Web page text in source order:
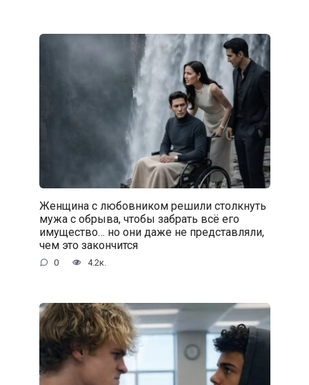
Женщина с любовником решили столкнуть
мужа с обрыва, чтобы забрать всё его
имущество… но они даже не представляли,
чем это закончится
0 4.2к.